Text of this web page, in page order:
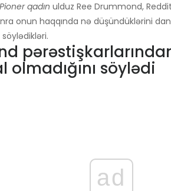
Pioner qadın ulduz Ree Drummond,
onun haqqında nə düşündüklərini
söylədi
ad